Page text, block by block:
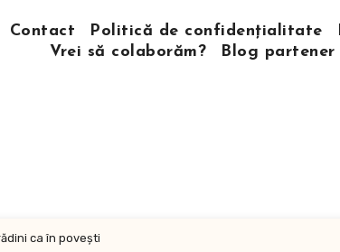
Contact Politică de confidențialitate
Vrei să colaborăm?
Blog partener
ca în poveşti